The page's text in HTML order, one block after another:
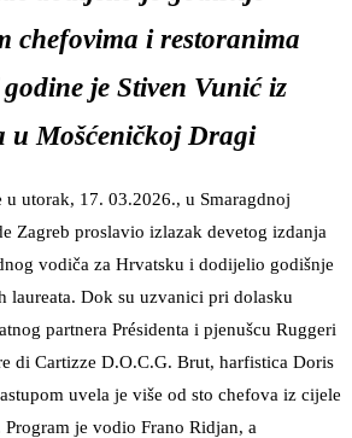
chefovima i restoranima
je Stiven Vunić iz
u Mošćeničkoj Dragi
utorak, 17. 03.2026., u Smaragdnoj
Zagreb proslavio izlazak devetog izdanja
vodiča za Hrvatsku i dodijelio godišnje
laureata. Dok su uzvanici pri dolasku
partnera Présidenta i pjenušcu Ruggeri
di Cartizze D.O.C.G. Brut, harfistica Doris
uvela je više od sto chefova iz cijele
Program je vodio Frano Ridjan, a